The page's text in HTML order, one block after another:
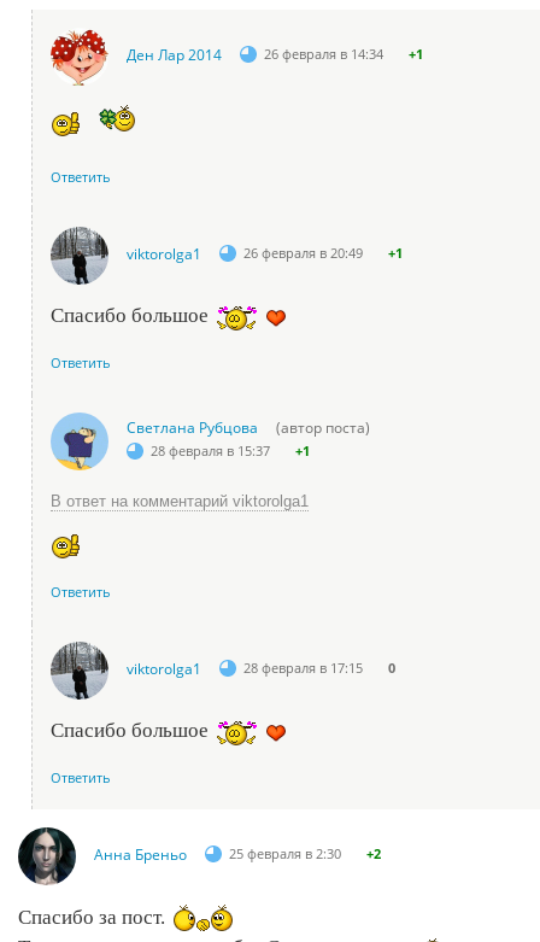
Ден Лар 2014 26 февраля в 14:34 +1
Ответить
viktorolga1 26 февраля в 20:49 +1
Спасибо большое
Ответить
Светлана Рубцова (автор поста)
28 февраля в 15:37 +1
В ответ на комментарий viktorolga1
Ответить
viktorolga1 28 февраля в 17:15 0
Спасибо большое
Ответить
Анна Бреньо 25 февраля в 2:30 +2
Спасибо за пост.